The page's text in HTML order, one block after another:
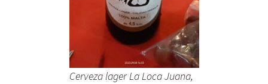
Cerveza lagerLa Loca Juana,